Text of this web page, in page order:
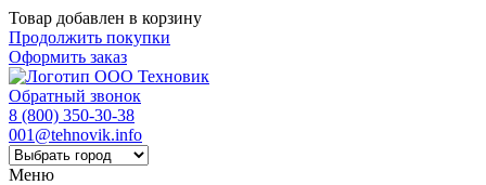
Товар добавлен в корзину
Продолжить покупки
Оформить заказ
Обратный звонок
8 (800) 350-30-38
001@tehnovik.info
Меню